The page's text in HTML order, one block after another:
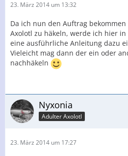
23. März 2014 um 13:32
Da ich nun den Auftrag
Axolotl zu häkeln, werde ich hier
eine ausführliche Anleitung dazu
Vieleicht mag dann der ein oder
nachhäkeln
Nyxonia
Adulter Axolotl
23. März 2014 um 17:27